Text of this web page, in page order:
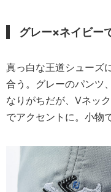
グレー×ネイビー
真っ白な王道シューズ
合う。グレーのパンツ
なりがちだが、Vネッ
でアクセントに。小物